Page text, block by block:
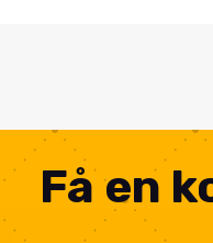
Få en